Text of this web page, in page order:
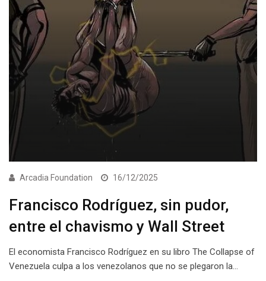
Arcadia Foundation 16/12/2025
Francisco Rodríguez, sin pudor,
entre el chavismo y Wall Street
El economista Francisco Rodríguez en su libro The Collapse of
Venezuela culpa a los venezolanos que no se plegaron la…